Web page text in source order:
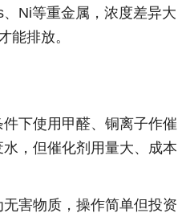
Ni等重金属，浓度差异大
能排放。
下使用甲醛、铜离子作催
，但催化剂用量大、成本
害物质，操作简单但投资